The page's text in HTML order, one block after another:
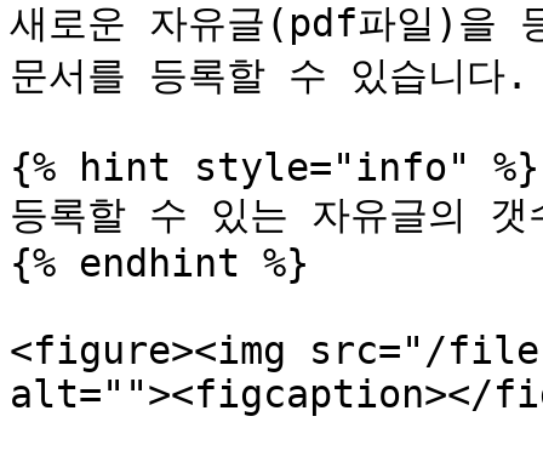
새로운 자유글(pdf파일)을
문서를 등록할 수 있습니다.
{% hint style="info" %}
등록할 수 있는 자유글의
{% endhint %}
<figure><img src="/files/
alt=""><figcaption></